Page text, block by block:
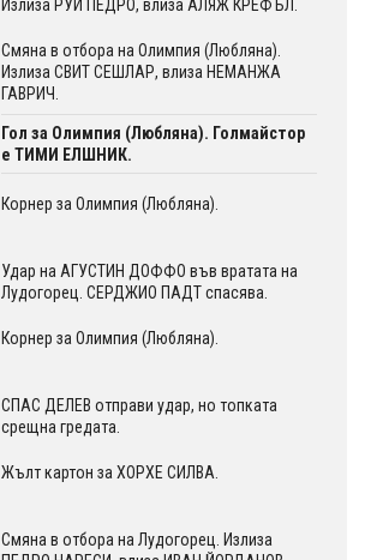
Излиза РУИ ПЕДРО, влиза АЛЯЖ КРЕФЪЛ.
Смяна в отбора на Олимпия (Любляна).
Излиза СВИТ СЕШЛАР, влиза НЕМАНЖА
ГАВРИЧ.
Гол за Олимпия (Любляна). Голмайстор
е ТИМИ ЕЛШНИК.
Корнер за Олимпия (Любляна).
Удар на АГУСТИН ДОФФО във вратата на
Лудогорец. СЕРДЖИО ПАДТ спасява.
Корнер за Олимпия (Любляна).
СПАС ДЕЛЕВ отправи удар, но топката
срещна гредата.
Жълт картон за ХОРХЕ СИЛВА.
Смяна в отбора на Лудогорец. Излиза